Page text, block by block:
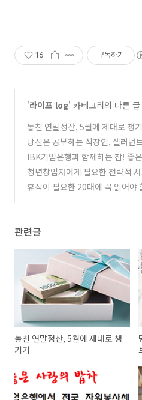
16 구독하기
'라이프 log' 카테고리의 다른 글
놓친 연말정산, 5월에 제대로 챙
당신은 공부하는 직장인, 샐러던
IBK기업은행과 함께하는 참! 좋
후원 고객 신청안내 (0)
청년창업자에게 필요한 전략적
휴식이 필요한 20대에 꼭 읽어야
관련글
놓친 연말정산, 5월에 제대로 챙
기기